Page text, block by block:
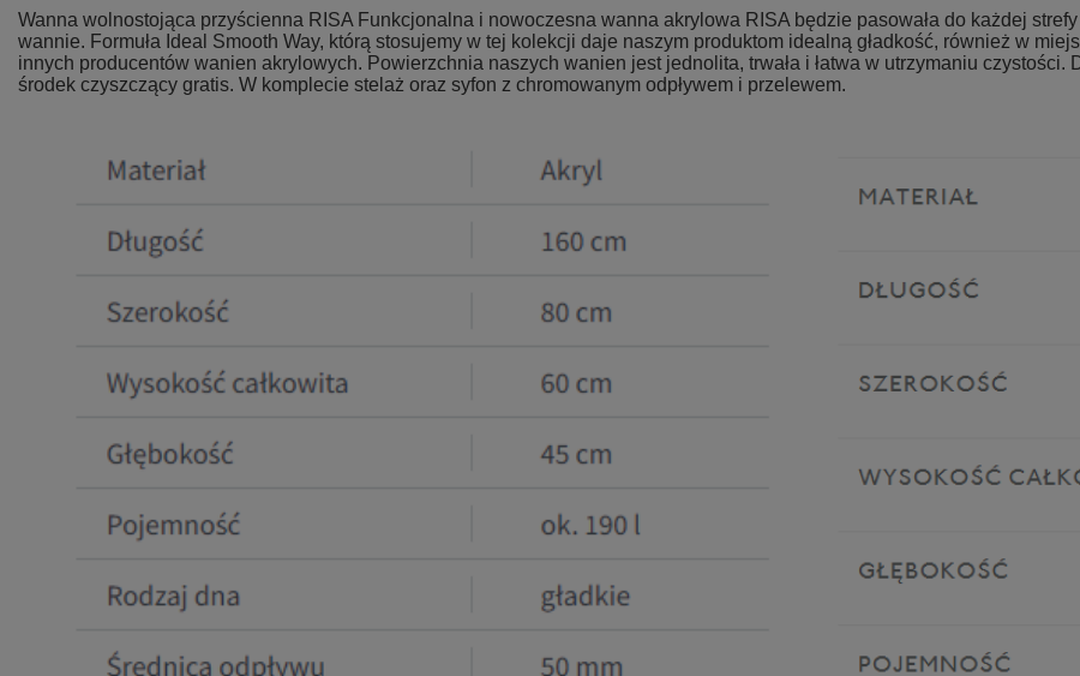
Wanna wolnostojąca przyścienna RISA Funkcjonalna i nowoczesna wanna akrylowa RISA będzie pasowała do każdej
wannie. Formuła Ideal Smooth Way, którą stosujemy w tej kolekcji daje naszym produktom idealną gładkość, również w
innych producentów wanien akrylowych. Powierzchnia naszych wanien jest jednolita, trwała i łatwa w utrzymaniu
środek czyszczący gratis. W komplecie stelaż oraz syfon z chromowanym odpływem i przelewem.